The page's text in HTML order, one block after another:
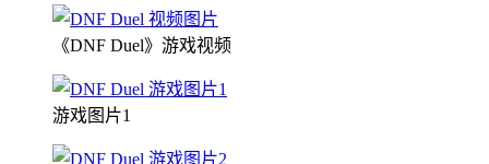
《DNF Duel》游戏视频
游戏图片1